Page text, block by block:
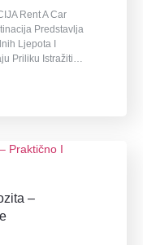
Rent A Car
Predstavlja
Ljepota I
Priliku Istražiti…
–